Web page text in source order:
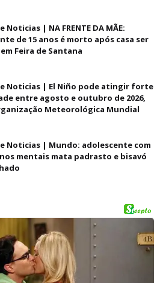
Noticias | NA FRENTE DA MÃE:
de 15 anos é morto após casa ser
Feira de Santana
Noticias | El Niño pode atingir forte
entre agosto e outubro de 2026,
Meteorológica Mundial
Noticias | Mundo: adolescente com
mentais mata padrasto e bisavó